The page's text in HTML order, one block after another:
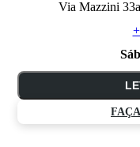
Via Mazzini